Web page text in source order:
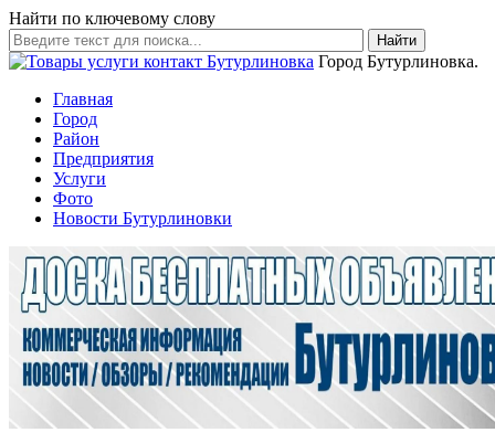
Найти по ключевому слову
Найти
Город Бутурлиновка.
Главная
Город
Район
Предприятия
Услуги
Фото
Новости Бутурлиновки